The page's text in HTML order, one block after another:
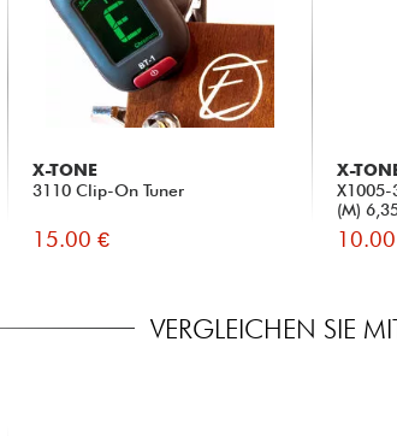
X-TONE
3110 Clip-On Tuner
15.00 €
X-
X1005-
(M)
VERGLEICHEN SIE